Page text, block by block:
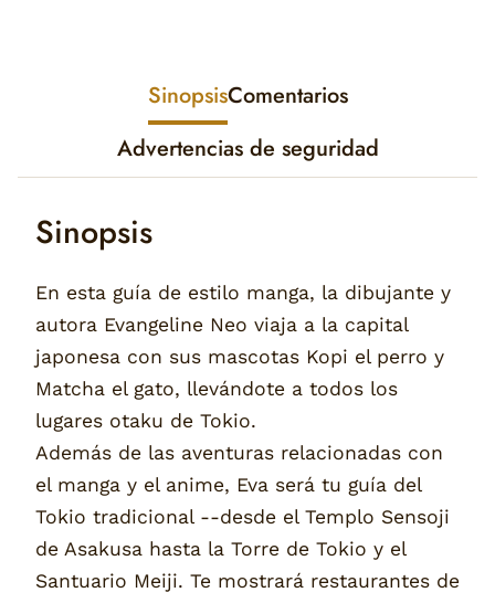
SinopsisComentarios
Advertencias de seguridad
Sinopsis
En esta guía de estilo manga, la dibujante y
autora Evangeline Neo viaja a la capital
japonesa con sus mascotas Kopi el perro y
Matcha el gato, llevándote a todos los
lugares otaku de Tokio.
Además de las aventuras relacionadas con
el manga y el anime, Eva será tu guía del
Tokio tradicional --desde el Templo Sensoji
de Asakusa hasta la Torre de Tokio y el
Santuario Meiji. Te mostrará restaurantes de